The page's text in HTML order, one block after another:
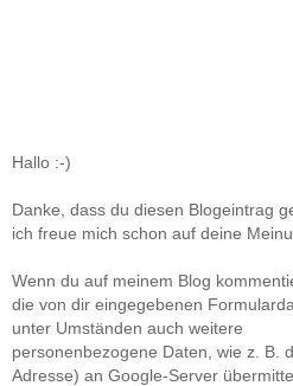
Hallo :-)
Danke, dass du diesen Blogeintrag
ich freue mich schon auf deine
Wenn du auf meinem Blog
die von dir eingegebenen
unter Umständen auch weitere
personenbezogene Daten, wie z. B.
Adresse) an Google-Server